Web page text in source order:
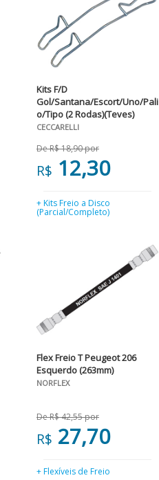
Kits F/D
Gol/Santana/Escort/Uno/Pali
o/Tipo (2 Rodas)(Teves)
CECCARELLI
De R$ 18,90 por
R$ 12,30
+ Kits Freio a Disco
(Parcial/Completo)
Flex Freio T Peugeot 206
Esquerdo (263mm)
NORFLEX
De R$ 42,55 por
R$ 27,70
+ Flexíveis de Freio